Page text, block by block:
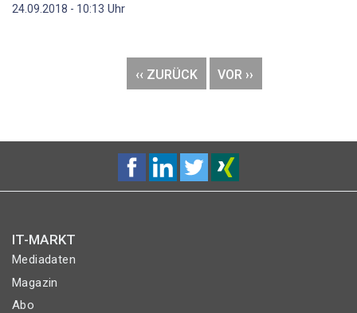
24.09.2018 - 10:13 Uhr
VORHERIGE
SEITE
‹‹ ZURÜCK
NÄCHSTE
SEITE
VOR ››
IT-MARKT
Mediadaten
Magazin
Abo